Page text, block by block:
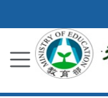
到
要